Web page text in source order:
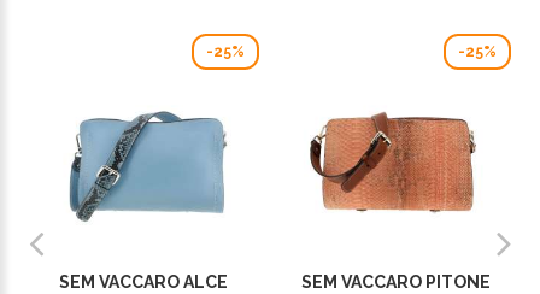
-25%
SEM VACCARO ALCE
-25%
SEM VACCARO PITONE